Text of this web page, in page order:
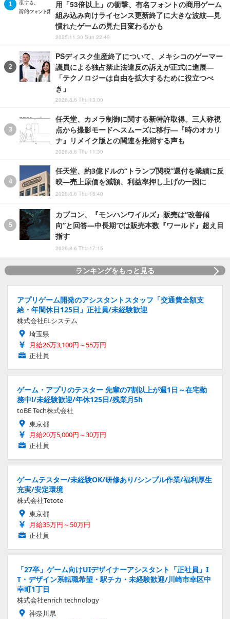
用「53倍以上」の衝撃、有名フォントの商用ゲーム
組み込み向けライセンス更新終了に大きな波紋―見
慣れたゲームの見た目変わるかも
2025.11.30 Sun 22:49
PSディスク生産終了について、メキシコのゲーマー
議員による独占禁止法違反の訴えが正式に進展―
「テクノロジーは自由を拡大するために役立つべ
き」
2026.8.6 Thu 13:00
任天堂、カメラ制御に関する新特許取得。三人称視
点から撮影モードへスムーズに移行―『時のオカリ
ナ』リメイク版との関連を推測する声も
2026.8.6 Thu 11:30
任天堂、約3億ドルの“トランプ関税”還付を業績に反
映―売上原価を減額、利益率押し上げの一因に
2026.8.6 Thu 18:40
カプコン、『モンハンワイルズ』販売は“改善傾
向”と回答―中長期では販売本数『ワールド』超え目
指す
2026.8.6 Thu 17:15
ランキングをもっと見る
アプリゲーム開発のアシスタントスタッフ「交通費全額支
給・年間休日125日」正社員/未経験歓迎
株式会社ELシステム
埼玉県
月給26万3,100円～55万円
正社員
ゲーム・アプリのテスター 先輩の7割以上が週1日～在宅勤
務中!/未経験歓迎/年休125日/残業月5h
toBE Tech株式会社
東京都
月給20万5,000円～30万円
正社員
ゲームテスター/未経験OK/研修あり/シンプル作業/福利厚生
充実/安定環境
株式会社Tetote
東京都
月給35万円～50万円
正社員
「27卒」ゲーム向けUIデザイナーアシスタント「正社員」I
T・デザイン系転職希望・駅チカ・未経験歓迎/川崎市幸区中
幸町1丁目
株式会社enrich technology
神奈川県